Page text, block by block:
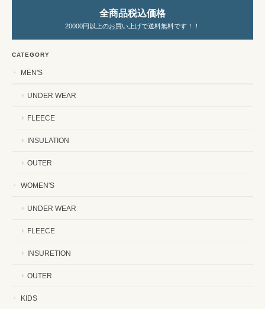
全商品税込価格
20000円以上のお買い上げで送料無料です！！
CATEGORY
MEN'S
UNDER WEAR
FLEECE
INSULATION
OUTER
WOMEN'S
UNDER WEAR
FLEECE
INSURETION
OUTER
KIDS